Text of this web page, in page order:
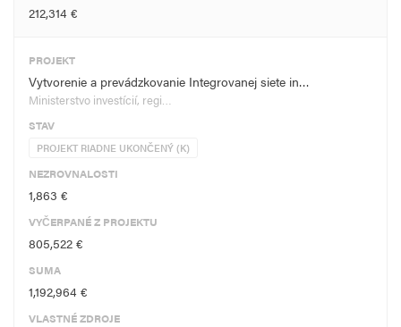
212,314 €
PROJEKT
Vytvorenie a prevádzkovanie Integrovanej siete in…
Ministerstvo investícií, regi…
STAV
PROJEKT RIADNE UKONČENÝ (K)
NEZROVNALOSTI
1,863 €
VYČERPANÉ Z PROJEKTU
805,522 €
SUMA
1,192,964 €
VLASTNÉ ZDROJE